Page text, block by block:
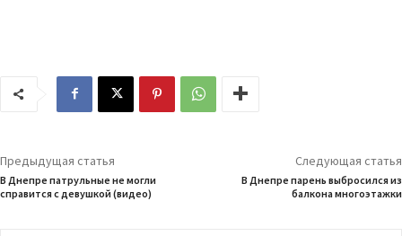
Предыдущая статья
В Днепре патрульные не могли
справится с девушкой (видео)
Следующая статья
В Днепре парень выбросился из
балкона многоэтажки